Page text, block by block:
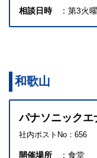
相談日時
第3火
和歌山
パナソニック
社内ポストNo：656
開催場所
食堂